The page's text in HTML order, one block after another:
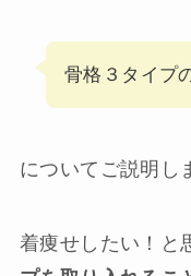
骨格３タイプ
についてご説明し
着痩せしたい！と